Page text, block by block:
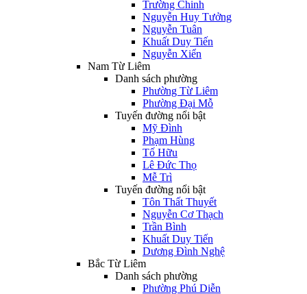
Trường Chinh
Nguyễn Huy Tưởng
Nguyễn Tuân
Khuất Duy Tiến
Nguyễn Xiển
Nam Từ Liêm
Danh sách phường
Phường Từ Liêm
Phường Đại Mỗ
Tuyến đường nổi bật
Mỹ Đình
Phạm Hùng
Tố Hữu
Lê Đức Thọ
Mễ Trì
Tuyến đường nổi bật
Tôn Thất Thuyết
Nguyễn Cơ Thạch
Trần Bình
Khuất Duy Tiến
Dương Đình Nghệ
Bắc Từ Liêm
Danh sách phường
Phường Phú Diễn